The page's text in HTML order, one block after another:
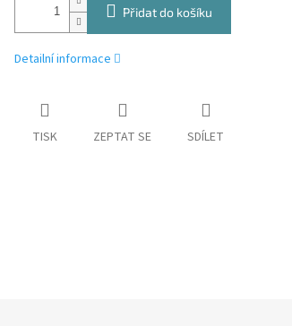
Přidat do košíku
Detailní informace
TISK ZEPTAT SE SDÍLET